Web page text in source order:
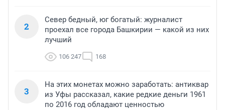
2
Север бедный, юг богатый: журналист
проехал все города Башкирии — какой из них
лучший
106 247 168
3
На этих монетах можно заработать: антиквар
из Уфы рассказал, какие редкие деньги 1961
по 2016 год обладают ценностью